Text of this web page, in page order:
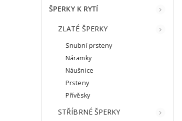
ŠPERKY K RYTÍ
ZLATÉ ŠPERKY
Snubní prsteny
Náramky
Náušnice
Prsteny
Přívěsky
STŘÍBRNÉ ŠPERKY